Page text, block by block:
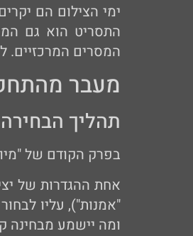
ימי הצילום הם
התסריט הוא גם
המסרים המרכזיים.
מעבר
תהליך
בפרק הקודם של
אחת ההגדרות של
"אמנות"), עליו
ומה יישמע מבחינה